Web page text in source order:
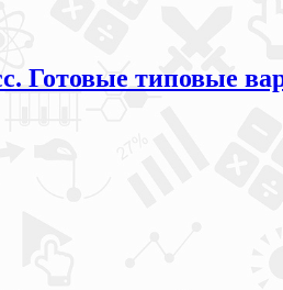
Готовые типовые